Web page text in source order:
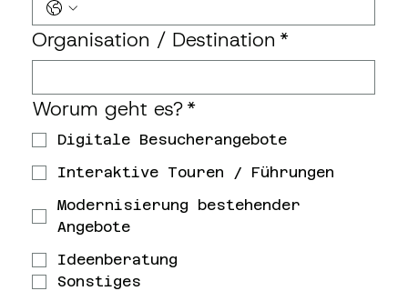
Organisation / Destination *
Worum geht es?*
Digitale Besucherangebote
Interaktive Touren / Führungen
Modernisierung bestehender
Angebote
Ideenberatung
Sonstiges